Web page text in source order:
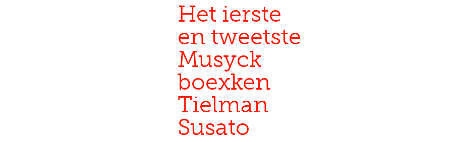
Het ierste
en tweetste
Musyck
boexken
Tielman
Susato